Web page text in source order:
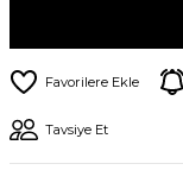
Tavsiye Et